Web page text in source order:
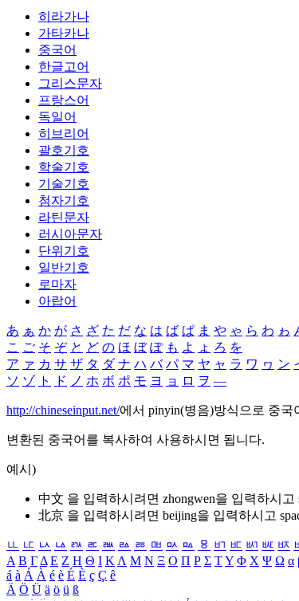
히라가나
가타카나
중국어
한글고어
그리스문자
프랑스어
독일어
히브리어
괄호기호
학술기호
기술기호
첨자기호
라틴문자
러시아문자
단위기호
일반기호
로마자
아랍어
あ ぁ か が さ ざ た だ な は ば ぱ ま や ゃ ら わ ゎ
こ ご そ ぞ と ど の ほ ぼ ぽ も よ ょ ろ を
ア ァ カ サ ザ タ ダ ナ ハ バ パ マ ヤ ャ ラ ワ ヮ ン
ソ ゾ ト ド ノ ホ ボ ポ モ ヨ ョ ロ ヲ ―
http://chineseinput.net/에서 pinyin(병음)방식으로 중국
변환된 중국어를 복사하여 사용하시면 됩니다.
예시)
中文 을 입력하시려면 zhongwen을 입력하시고
北京 을 입력하시려면 beijing을 입력하시고
ㅥ ㅦ ㅧ ㅨ ㅩ ㅪ ㅫ ㅬ ㅭ ㅮ ㅯ ㅰ ㅱ ㅲ ㅳ ㅴ ㅵ ㅶ
Α Β ΓΔ Ε Ζ Η Θ Ι ΚΛ Μ Ν Ξ Ο Π Ρ Σ ΤΥ Φ Χ Ψ Ω α
á à Á À é è É È ç Ç ê
Ä Ö Ü ä ö ü ß